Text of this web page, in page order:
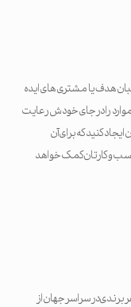
هدف یا مشتری های ایده
را در جای خودش رعایت
کنید که برای آن
و کارتان کمک خواهد
برندی در سراسر جهان از